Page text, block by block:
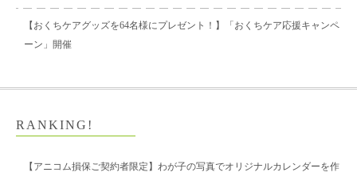
【おくちケアグッズを64名様にプレゼント！】「おくちケア応援キャンペ
ーン」開催
RANKING!
【アニコム損保ご契約者限定】わが子の写真でオリジナルカレンダーを作